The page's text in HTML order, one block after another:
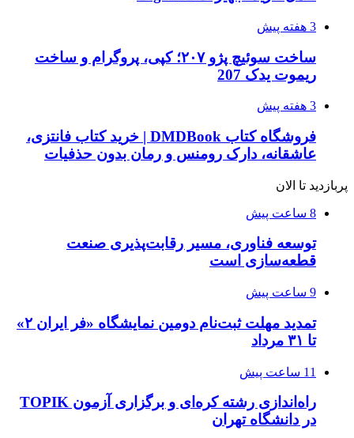
3 هفته پیش
ساخت سوئیچ پژو ۲۰۷؛ کپی، پروگرام و ساخت
ریموت یدک 207
3 هفته پیش
فروشگاه کتاب DMDBook | خرید کتاب فانتزی،
عاشقانه، دارک رومنس و رمان بدون حذفیات
پربازدید تا الان
8 ساعت پیش
توسعه فناوری، مسیر رقابت‌پذیری صنعت
قطعه‌سازی است
9 ساعت پیش
تمدید مهلت ثبت‌نام دومین نمایشگاه «فر ایران ۲»
تا ۳۱ مرداد
11 ساعت پیش
راه‌اندازی رشته کره‌ای و برگزاری آزمون TOPIK
در دانشگاه تهران